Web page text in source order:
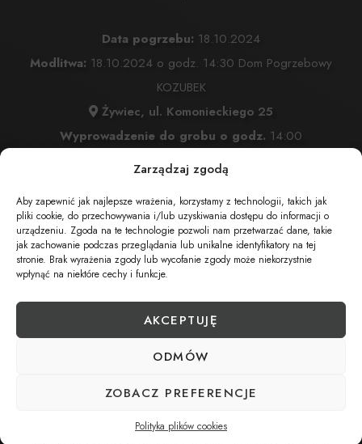
Zarządzaj zgodą
Aby zapewnić jak najlepsze wrażenia, korzystamy z technologii, takich jak
pliki cookie, do przechowywania i/lub uzyskiwania dostępu do informacji o
urządzeniu. Zgoda na te technologie pozwoli nam przetwarzać dane, takie
jak zachowanie podczas przeglądania lub unikalne identyfikatory na tej
stronie. Brak wyrażenia zgody lub wycofanie zgody może niekorzystnie
wpłynąć na niektóre cechy i funkcje.
AKCEPTUJĘ
ODMÓW
ZOBACZ PREFERENCJE
Polityka plików cookies
Data pogrzebu: 18.10.2024
Modlitwa: 18.10.2024 o godz. 14:30 Dom Pogrzebowy
KOZUBEK
Żywiec, ul. Komonieckiego 25
Wyprowadzenie do grobu o godz. 14:00
Cmentarz Przmienienia Pańskiego w Żywcu
UDOSTĘPNIJ NEKROLOG
POBIERZ POWIADOMIENIE SMS